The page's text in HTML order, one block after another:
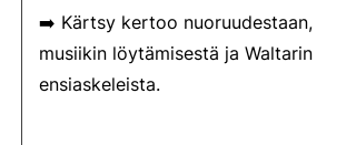
➡️ Kärtsy kertoo nuoruudestaan,
musiikin löytämisestä ja Waltarin
ensiaskeleista.